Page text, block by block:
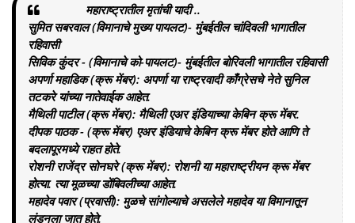
महाराष्ट्रातील मृतांची यादी ..
सुमित सबरवाल (विमानाचे मुख्य पायलट)- मुंबईतील चांदिवली भागातील
रहिवासी
सिविक कुंदर - (विमानाचे को-पायलट)- मुंबईतील बोरिवली भागातील रहिवासी
अपर्णा महाडिक (क्रू मेंबर): अपर्णा या राष्ट्रवादी काँग्रेसचे नेते सुनिल
तटकरे यांच्या नातेवाईक आहेत.
मैथिली पाटील (क्रू मेंबर): मैथिली एअर इंडियाच्या केबिन क्रू मेंबर.
दीपक पाठक - (क्रू मेंबर) एअर इंडियाचे केबिन क्रू मेंबर होते आणि ते
बदलापूरमध्ये राहत होते.
रोशनी राजेंद्र सोनघरे (क्रू मेंबर): रोशनी या महाराष्ट्रीयन क्रू मेंबर
होत्या. त्या मूळच्या डोंबिवलीच्या आहेत.
महादेव पवार (प्रवासी): मुळचे सांगोल्याचे असलेले महादेव या विमानातून
लंडनला जात होते.